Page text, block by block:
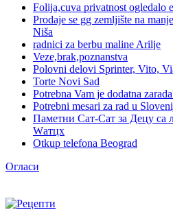
Folija,cuva privatnost ogledalo
Prodaje se gg zemljište na
Niša
radnici za berbu maline Arilje
Veze,brak,poznanstva
Polovni delovi Sprinter, Vito,
Torte Novi Sad
Potrebna Vam je dodatna
Potrebni mesari za rad u
Паметни Сат-Сат за Децу
Wатцх
Otkup telefona Beograd
Огласи